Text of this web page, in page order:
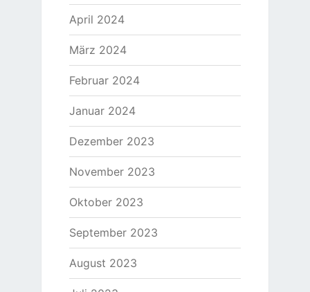
April 2024
März 2024
Februar 2024
Januar 2024
Dezember 2023
November 2023
Oktober 2023
September 2023
August 2023